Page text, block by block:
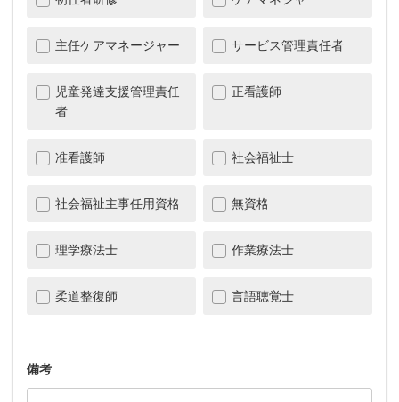
主任ケアマネージャー サービス管理責任者
児童発達支援管理責任
者
正看護師
准看護師 社会福祉士
社会福祉主事任用資格 無資格
理学療法士 作業療法士
柔道整復師 言語聴覚士
備考